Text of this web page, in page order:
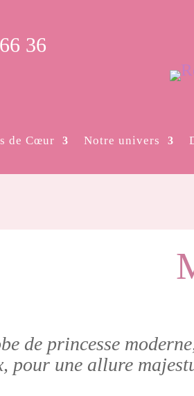
36
de Cœur Notre univers
de princesse
pour une allure